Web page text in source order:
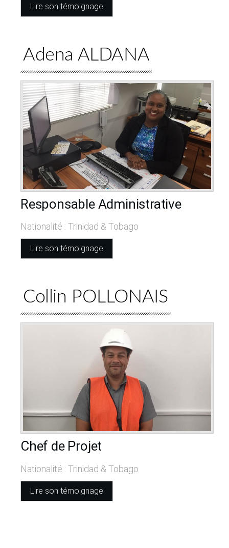
Lire son témoignage
Adena ALDANA
Responsable Administrative
Nationalité : Trinidad & Tobago
Lire son témoignage
Collin POLLONAIS
Chef de Projet
Nationalité : Trinidad & Tobago
Lire son témoignage